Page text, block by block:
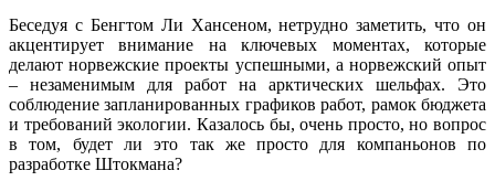
Беседуя с Бенгтом Ли Хансеном, нетрудно заметить, что он
акцентирует внимание на ключевых моментах, которые
делают норвежские проекты успешными, а норвежский опыт
– незаменимым для работ на арктических шельфах. Это
соблюдение запланированных графиков работ, рамок бюджета
и требований экологии. Казалось бы, очень просто, но вопрос
в том, будет ли это так же просто для компаньонов по
разработке Штокмана?